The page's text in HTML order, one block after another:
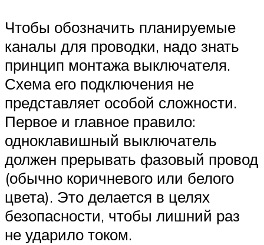
Чтобы обозначить планируемые
каналы для проводки, надо знать
принцип монтажа выключателя.
Схема его подключения не
представляет особой сложности.
Первое и главное правило:
одноклавишный выключатель
должен прерывать фазовый провод
(обычно коричневого или белого
цвета). Это делается в целях
безопасности, чтобы лишний раз
не ударило током.